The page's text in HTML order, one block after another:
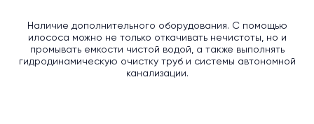
Наличие дополнительного оборудования. С помощью
илососа можно не только откачивать нечистоты, но и
промывать емкости чистой водой, а также выполнять
гидродинамическую очистку труб и системы автономной
канализации.